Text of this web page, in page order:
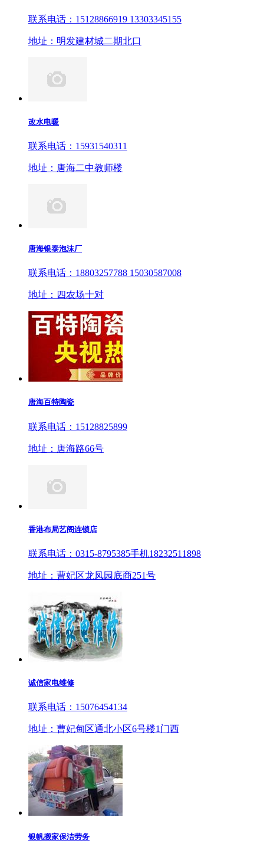
联系电话：15128866919 13303345155
地址：明发建材城二期北口
改水电暖
联系电话：15931540311
地址：唐海二中教师楼
唐海银泰泡沫厂
联系电话：18803257788 15030587008
地址：四农场十对
唐海百特陶瓷
联系电话：15128825899
地址：唐海路66号
香港布局艺阁连锁店
联系电话：0315-8795385手机18232511898
地址：曹妃区龙凤园底商251号
诚信家电维修
联系电话：15076454134
地址：曹妃甸区通北小区6号楼1门西
银帆搬家保洁劳务